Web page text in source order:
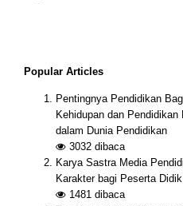
Popular Articles
Pentingnya Pendidikan
Kehidupan dan Pendidikan
dalam Dunia Pendidikan
3032 dibaca
Karya Sastra Media
Karakter bagi Peserta Didik
1481 dibaca